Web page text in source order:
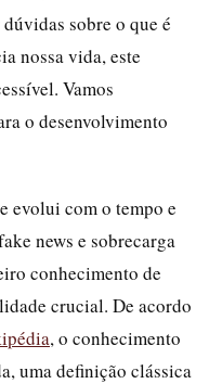
sobre o que é
nossa vida, este
Vamos
o desenvolvimento
evolui com o tempo e
news e sobrecarga
conhecimento de
crucial. De acordo
, o conhecimento
uma definição clássica